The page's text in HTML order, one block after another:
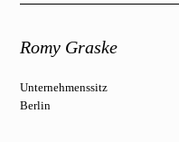
Romy Graske
Unternehmenssitz
Berlin